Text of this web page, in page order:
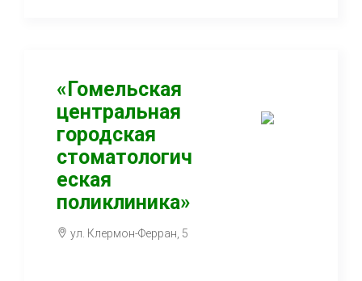
«Гомельская
центральная
городская
стоматологич
еская
поликлиника»
ул. Клермон-Ферран, 5